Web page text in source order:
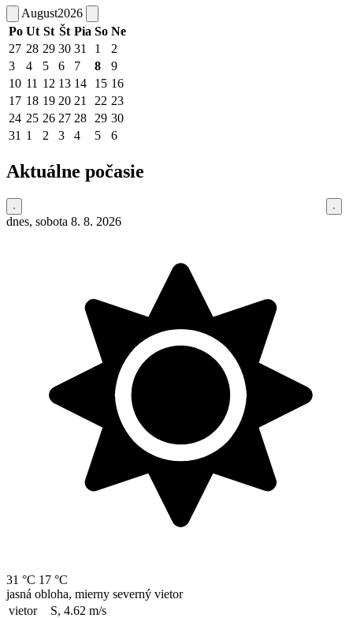
August2026
Po Ut St Št Pia So Ne
27 28 29 30 31 1
2
3
4 5 6 7 8
9
10 11 12 13 14 15 16
17 18 19 20 21 22 23
24 25 26 27 28 29 30
31 1 2 3 4 5 6
Aktuálne počasie
dnes, sobota 8. 8. 2026
31 °C 17 °C
jasná obloha, mierny severný vietor
vietor
S, 4.62 m/s